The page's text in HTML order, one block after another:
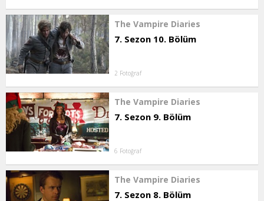
The Vampire Diaries
7. Sezon 10. Bölüm
2 Fotoğraf
The Vampire Diaries
7. Sezon 9. Bölüm
6 Fotoğraf
The Vampire Diaries
7. Sezon 8. Bölüm